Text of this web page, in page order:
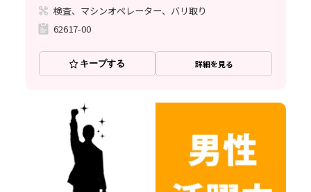
検査、マシンオペレーター、バリ取り
62617-00
キープする 詳細を見る